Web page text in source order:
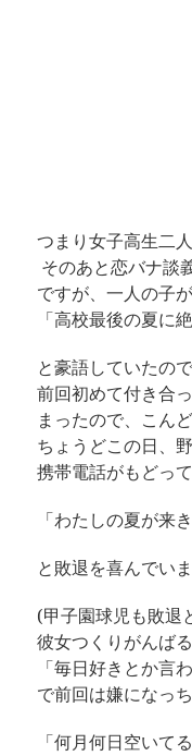
つまり女子高生二
そのあと恋バナ談
ですが、一人の子が
「高校最後の夏に
と豪語していたので
前回初めて付き合
まったので、こん
ちょうどこの日、
携帯電話がもどっ
「わたしの夏が来
と敗退を喜んでい
(甲子園球児も敗退
彼女つくりがんば
「毎日好きとか言
で前回は嫌になっち
「何月何日空いて